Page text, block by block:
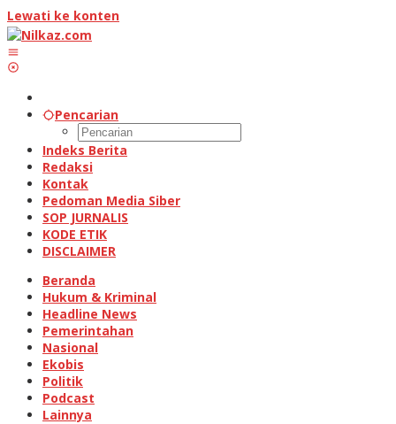
Lewati ke konten
Pencarian
Indeks Berita
Redaksi
Kontak
Pedoman Media Siber
SOP JURNALIS
KODE ETIK
DISCLAIMER
Beranda
Hukum & Kriminal
Headline News
Pemerintahan
Nasional
Ekobis
Politik
Podcast
Lainnya